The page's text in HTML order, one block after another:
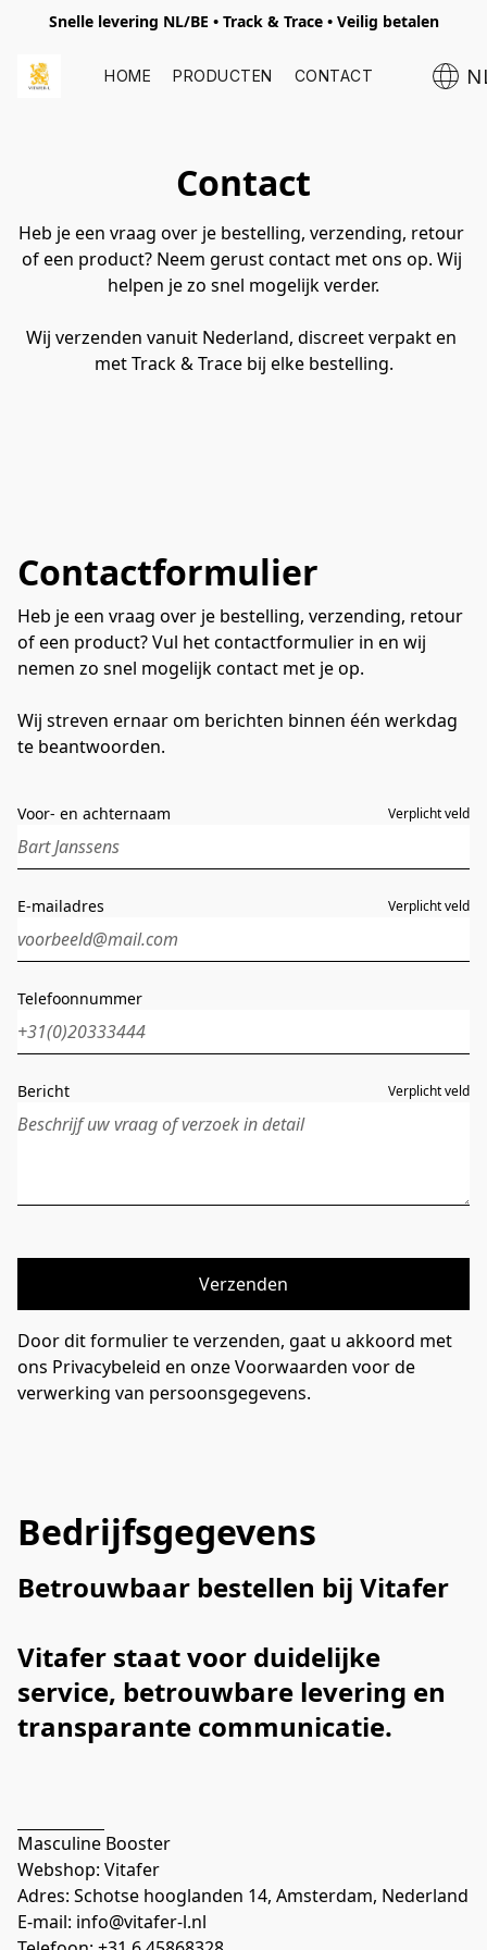
Snelle levering NL/BE • Track & Trace • Veilig betalen
HOME PRODUCTEN CONTACT
Contact
Heb je een vraag over je bestelling, verzending, retour
of een product? Neem gerust contact met ons op. Wij
helpen je zo snel mogelijk verder.
Wij verzenden vanuit Nederland, discreet verpakt en
met Track & Trace bij elke bestelling.
Contactformulier
Heb je een vraag over je bestelling, verzending, retour
of een product? Vul het contactformulier in en wij
nemen zo snel mogelijk contact met je op.
Wij streven ernaar om berichten binnen één werkdag
te beantwoorden.
Voor- en achternaam Verplicht veld
E-mailadres Verplicht veld
Telefoonnummer
Bericht Verplicht veld
Verzenden
Door dit formulier te verzenden, gaat u akkoord met
ons Privacybeleid en onze Voorwaarden voor de
verwerking van persoonsgegevens.
Bedrijfsgegevens
Betrouwbaar bestellen bij Vitafer
Vitafer staat voor duidelijke
service, betrouwbare levering en
transparante communicatie.
Masculine Booster
Webshop: Vitafer
E-mail: info@vitafer-l.nl